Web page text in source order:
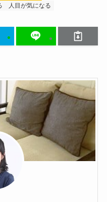
人目が気になる